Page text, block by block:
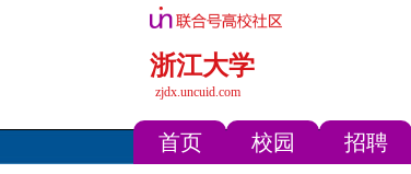
浙江大学
zjdx.uncuid.com
首页 校园 招聘